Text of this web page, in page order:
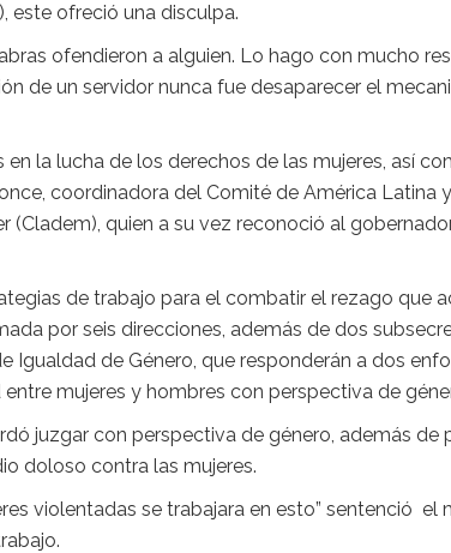
este ofreció una disculpa.
ofendieron a alguien. Lo hago con mucho
de un servidor nunca fue desaparecer el
la lucha de los derechos de las mujeres, así
coordinadora del Comité de América Latina
(Cladem), quien a su vez reconoció al
de trabajo para el combatir el rezago que
por seis direcciones, además de dos
Igualdad de Género, que responderán a dos
mujeres y hombres con perspectiva de
juzgar con perspectiva de género, además de
doloso contra las mujeres.
violentadas se trabajara en esto” sentenció el